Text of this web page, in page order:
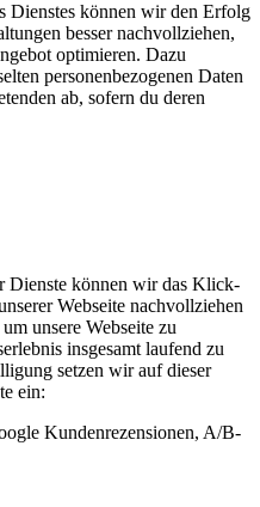
Dienstes können wir den Erfolg
besser nachvollziehen,
optimieren. Dazu
personenbezogenen Daten
ab, sofern du deren
Dienste können wir das Klick-
Webseite nachvollziehen
unsere Webseite zu
insgesamt laufend zu
setzen wir auf dieser
ein:
Kundenrezensionen, A/B-